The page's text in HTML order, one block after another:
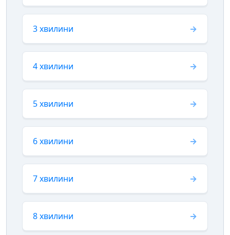
3 хвилини
4 хвилини
5 хвилини
6 хвилини
7 хвилини
8 хвилини